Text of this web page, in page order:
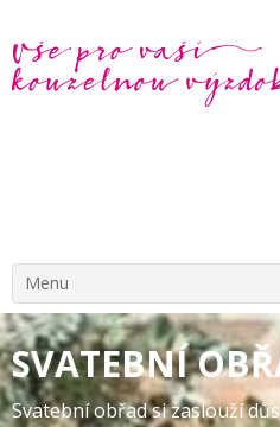
Menu
SVATEBNÍ
Svatební obřad si zaslouží